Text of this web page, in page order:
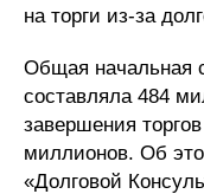
на торги из-за
Общая начальная
составляла 484
завершения
миллионов. Об
«Долговой